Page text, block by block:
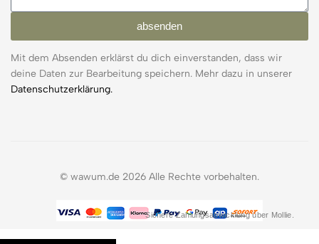
absenden
Mit dem Absenden erklärst du dich einverstanden, dass wir
deine Daten zur Bearbeitung speichern. Mehr dazu in unserer
Datenschutzerklärung.
© wawum.de 2026 Alle Rechte vorbehalten.
Sichere Zahlungsabwicklung über Mollie.